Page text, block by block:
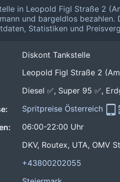
in Leopold Figl Straße 2
und bargeldlos bezahlen.
Statistiken und
Diskont Tankstelle
Leopold Figl Straße 2
Diesel ✅, Super 95 ✅,
Spritpreise Österreich
06:00-22:00 Uhr
DKV, Routex, UTA, OMV
+43800202055